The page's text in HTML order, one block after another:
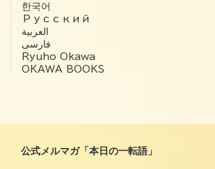
한국어
Русский
العربية‏
فارسی
Ryuho Okawa
OKAWA BOOKS
公式メルマガ「本日の一転語」